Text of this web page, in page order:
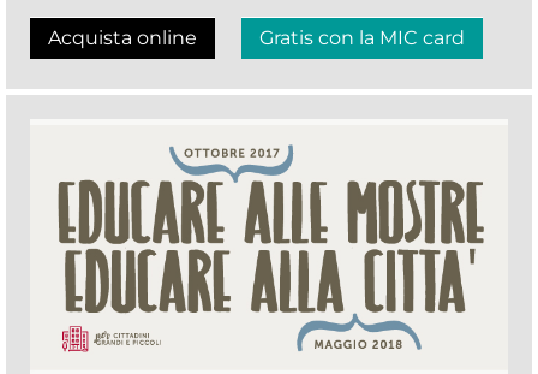
Acquista online Gratis con la MIC card